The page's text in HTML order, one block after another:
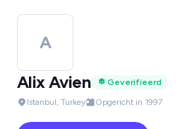
A
Alix Avien
Geverifieerd
Istanbul, Turkey
Opgericht in 1997